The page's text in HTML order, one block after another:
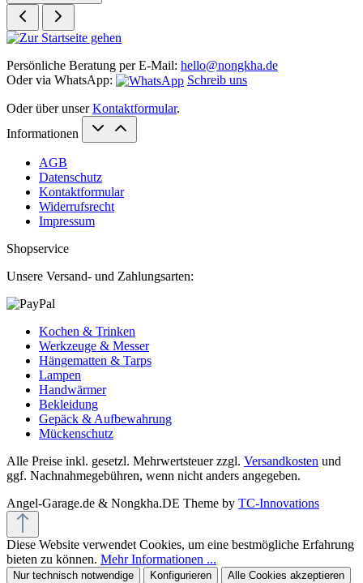
Persönliche Beratung per E-Mail: hello@nongkha.de
Oder via WhatsApp:
Schreib uns
Oder über unserKontaktformular.
Informationen
AGB
Datenschutz
Kontaktformular
Widerrufsrecht
Impressum
Shopservice
Unsere Versand- und Zahlungsarten:
Kochen & Trinken
Werkzeuge & Messer
Hängematten & Tarps
Lampen
Handwärmer
Bekleidung
Gepäck & Aufbewahrung
Mückenschutz
Alle Preise inkl. gesetzl. Mehrwertsteuer zzgl. Versandkosten und
ggf. Nachnahmegebühren, wenn nicht anders angegeben.
Angel-Garage.de & Nongkha.DE Theme by TC-Innovations
Diese Website verwendet Cookies, um eine bestmögliche Erfahrung
bieten zu können. Mehr Informationen ...
Nur technisch notwendige Konfigurieren Alle Cookies akzeptieren